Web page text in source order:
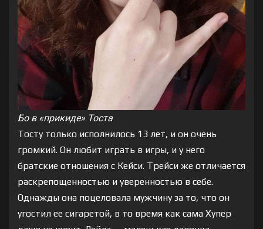
Бо в «прикиде» Тоста
Тосту только исполнилось 13 лет, и он очень
громкий. Он любит играть в игры, и у него
братские отношения с Кейси. Трейси же отличается
раскрепощенностью и уверенностью в себе.
Однажды она поцеловала мужчину за то, что он
угостил ее сигаретой, в то время как сама Хупер